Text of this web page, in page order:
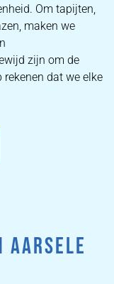
Om tapijten,
maken we
zijn om de
dat we elke
AARSELE